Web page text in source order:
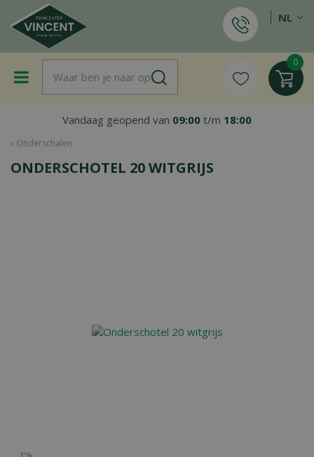
a
Onderschalen
Vandaag geopend van 09:00 t/m 18:00
NL
ONDERSCHOTEL 20 WITGRIJS